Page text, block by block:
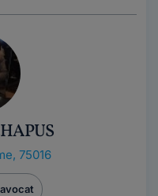
75016